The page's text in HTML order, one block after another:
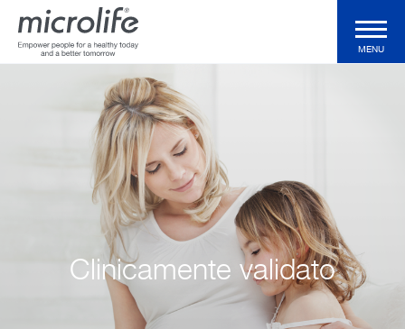
Prodotti Domiciliari
Prodotti Professionali
Magazine
MENU
Clinicamente validato